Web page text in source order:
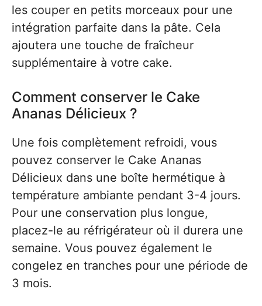
les couper en petits morceaux pour une
intégration parfaite dans la pâte. Cela
ajoutera une touche de fraîcheur
supplémentaire à votre cake.
Comment conserver le Cake
Ananas Délicieux ?
Une fois complètement refroidi, vous
pouvez conserver le Cake Ananas
Délicieux dans une boîte hermétique à
température ambiante pendant 3-4 jours.
Pour une conservation plus longue,
placez-le au réfrigérateur où il durera une
semaine. Vous pouvez également le
congelez en tranches pour une période de
3 mois.